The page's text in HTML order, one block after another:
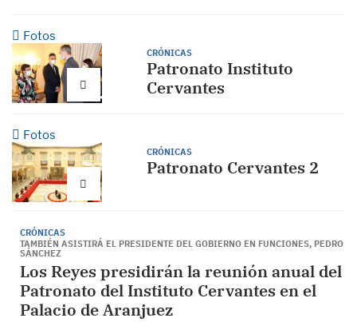
Fotos
CRÓNICAS
Patronato Instituto
Cervantes
Fotos
CRÓNICAS
Patronato Cervantes 2
CRÓNICAS
TAMBIÉN ASISTIRÁ EL PRESIDENTE DEL GOBIERNO EN FUNCIONES, PEDRO
SÁNCHEZ
Los Reyes presidirán la reunión anual del
Patronato del Instituto Cervantes en el
Palacio de Aranjuez